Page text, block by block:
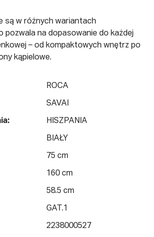
są w różnych wariantach
pozwala na dopasowanie do każdej
– od kompaktowych wnętrz po
kąpielowe.
ROCA
SAVAI
HISZPANIA
BIAŁY
75 cm
160 cm
58.5 cm
GAT.1
2238000527